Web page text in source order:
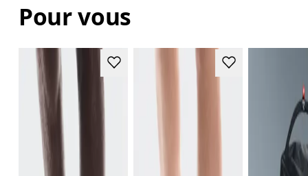
Pour vous